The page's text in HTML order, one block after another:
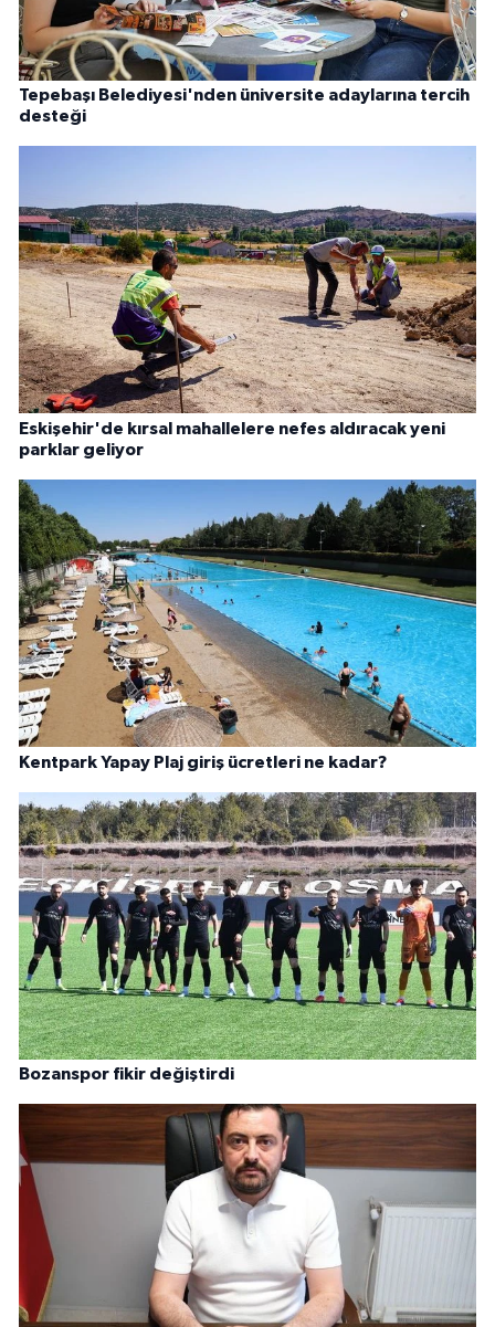
Tepebaşı Belediyesi'nden üniversite adaylarına tercih
desteği
Eskişehir'de kırsal mahallelere nefes aldıracak yeni
parklar geliyor
Kentpark Yapay Plaj giriş ücretleri ne kadar?
Bozanspor fikir değiştirdi